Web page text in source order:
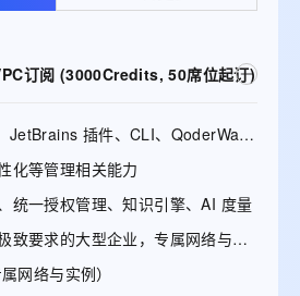
订阅 (3000Credits, 50席位起订)
适用于：Desktop、JetBrains 插件、CLI、QoderWake、Mobile
化等管理相关能力
统一授权管理、知识引擎、AI 度量
面向对数据隔离有极致要求的大型企业，专属网络与实例
网络与实例）